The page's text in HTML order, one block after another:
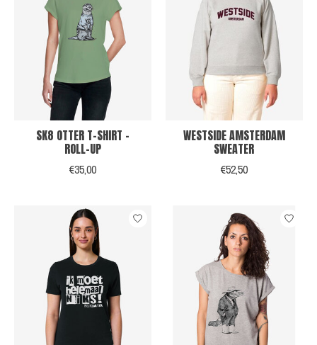
SK8 OTTER T-SHIRT -
ROLL-UP
€35,00
WESTSIDE AMSTERDAM
SWEATER
€52,50